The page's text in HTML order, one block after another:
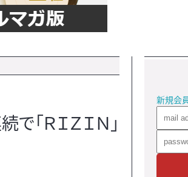
「ＲＩＺＩＮ」
新規会